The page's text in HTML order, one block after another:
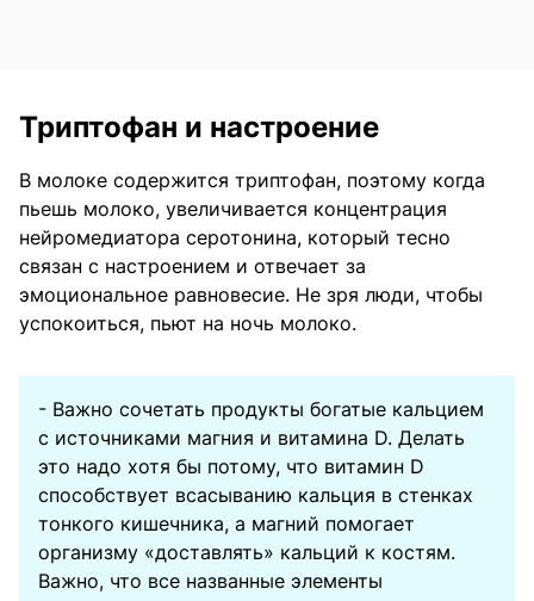
Триптофан и настроение
В молоке содержится триптофан, поэтому когда
пьешь молоко, увеличивается концентрация
нейромедиатора серотонина, который тесно
связан с настроением и отвечает за
эмоциональное равновесие. Не зря люди, чтобы
успокоиться, пьют на ночь молоко.
- Важно сочетать продукты богатые кальцием
с источниками магния и витамина D. Делать
это надо хотя бы потому, что витамин D
способствует всасыванию кальция в стенках
тонкого кишечника, а магний помогает
организму «доставлять» кальций к костям.
Важно, что все названные элементы